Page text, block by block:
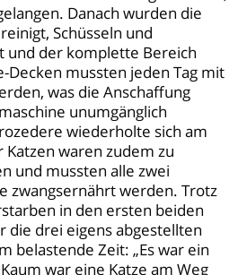
Danach wurden die
Schüsseln und
und der komplette Bereich
Decken mussten jeden Tag mit
was die Anschaffung
unumgänglich
wiederholte sich am
Katzen waren zudem zu
und mussten alle zwei
zwangsernährt werden. Trotz
in den ersten beiden
die drei eigens abgestellten
belastende Zeit: „Es war ein
war eine Katze am Weg